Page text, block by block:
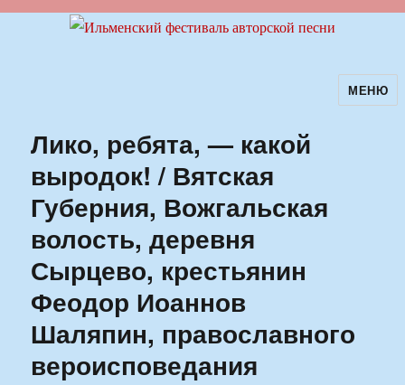
Ильменский фестиваль авторскойМЕНЮ
Лико, ребята, — какой
выродок! / Вятская
Губерния, Вожгальская
волость, деревня
Сырцево, крестьянин
Феодор Иоаннов
Шаляпин, православного
вероисповедания